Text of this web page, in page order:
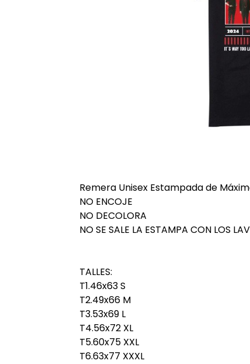
Remera Unisex Estampada de
NO ENCOJE
NO DECOLORA
NO SE SALE LA ESTAMPA CON LOS
TALLES:
T1.46x63 S
T2.49x66 M
T3.53x69 L
T4.56x72 XL
T5.60x75 XXL
T6.63x77 XXXL